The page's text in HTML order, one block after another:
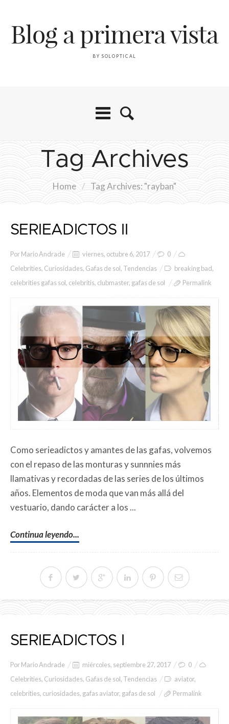
Blog a primera vista
BY SOLOPTICAL
Tag Archives
Home / Tag Archives: "rayban"
SERIEADICTOS II
PorMario Andrade viernes, octubre 6, 2017
0
Celebrities, Curiosidades, Gafas de sol, Tendencias breaking bad,
celebrities gafas sol, celebritis, clubmaster, gafas de sol Permalink
Como serieadictos y amantes de las gafas, volvemos
con el repaso de las monturas y sunnnies más
llamativas y recordadas de las series de los últimos
años. Elementos de moda que van más allá del
vestuario, dando carácter a los ...
Continua leyendo...
SERIEADICTOS I
PorMario Andrade miércoles, septiembre 27, 2017
0
Celebrities, Curiosidades, Gafas de sol, Tendencias aviator,
celebrities, curiosidades, gafas aviator, gafas de sol Permalink